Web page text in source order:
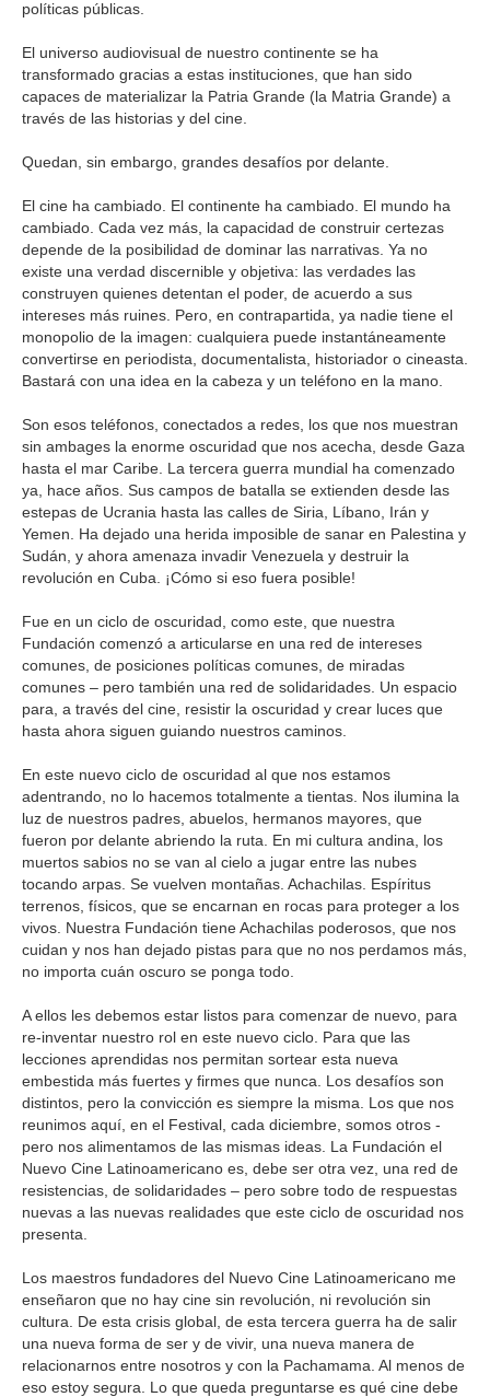
políticas públicas.
El universo audiovisual de nuestro continente se ha
transformado gracias a estas instituciones, que han sido
capaces de materializar la Patria Grande (la Matria Grande) a
través de las historias y del cine.
Quedan, sin embargo, grandes desafíos por delante.
El cine ha cambiado. El continente ha cambiado. El mundo ha
cambiado. Cada vez más, la capacidad de construir certezas
depende de la posibilidad de dominar las narrativas. Ya no
existe una verdad discernible y objetiva: las verdades las
construyen quienes detentan el poder, de acuerdo a sus
intereses más ruines. Pero, en contrapartida, ya nadie tiene el
monopolio de la imagen: cualquiera puede instantáneamente
convertirse en periodista, documentalista, historiador o cineasta.
Bastará con una idea en la cabeza y un teléfono en la mano.
Son esos teléfonos, conectados a redes, los que nos muestran
sin ambages la enorme oscuridad que nos acecha, desde Gaza
hasta el mar Caribe. La tercera guerra mundial ha comenzado
ya, hace años. Sus campos de batalla se extienden desde las
estepas de Ucrania hasta las calles de Siria, Líbano, Irán y
Yemen. Ha dejado una herida imposible de sanar en Palestina y
Sudán, y ahora amenaza invadir Venezuela y destruir la
revolución en Cuba. ¡Cómo si eso fuera posible!
Fue en un ciclo de oscuridad, como este, que nuestra
Fundación comenzó a articularse en una red de intereses
comunes, de posiciones políticas comunes, de miradas
comunes – pero también una red de solidaridades. Un espacio
para, a través del cine, resistir la oscuridad y crear luces que
hasta ahora siguen guiando nuestros caminos.
En este nuevo ciclo de oscuridad al que nos estamos
adentrando, no lo hacemos totalmente a tientas. Nos ilumina la
luz de nuestros padres, abuelos, hermanos mayores, que
fueron por delante abriendo la ruta. En mi cultura andina, los
muertos sabios no se van al cielo a jugar entre las nubes
tocando arpas. Se vuelven montañas. Achachilas. Espíritus
terrenos, físicos, que se encarnan en rocas para proteger a los
vivos. Nuestra Fundación tiene Achachilas poderosos, que nos
cuidan y nos han dejado pistas para que no nos perdamos más,
no importa cuán oscuro se ponga todo.
A ellos les debemos estar listos para comenzar de nuevo, para
re-inventar nuestro rol en este nuevo ciclo. Para que las
lecciones aprendidas nos permitan sortear esta nueva
embestida más fuertes y firmes que nunca. Los desafíos son
distintos, pero la convicción es siempre la misma. Los que nos
reunimos aquí, en el Festival, cada diciembre, somos otros -
pero nos alimentamos de las mismas ideas. La Fundación el
Nuevo Cine Latinoamericano es, debe ser otra vez, una red de
resistencias, de solidaridades – pero sobre todo de respuestas
nuevas a las nuevas realidades que este ciclo de oscuridad nos
presenta.
Los maestros fundadores del Nuevo Cine Latinoamericano me
enseñaron que no hay cine sin revolución, ni revolución sin
cultura. De esta crisis global, de esta tercera guerra ha de salir
una nueva forma de ser y de vivir, una nueva manera de
relacionarnos entre nosotros y con la Pachamama. Al menos de
eso estoy segura. Lo que queda preguntarse es qué cine debe